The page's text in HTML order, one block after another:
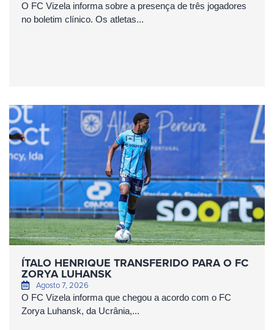
O FC Vizela informa sobre a presença de três jogadores
no boletim clínico. Os atletas...
ÍTALO HENRIQUE TRANSFERIDO PARA O FC
ZORYA LUHANSK
Agosto 7, 2026
O FC Vizela informa que chegou a acordo com o FC
Zorya Luhansk, da Ucrânia,...